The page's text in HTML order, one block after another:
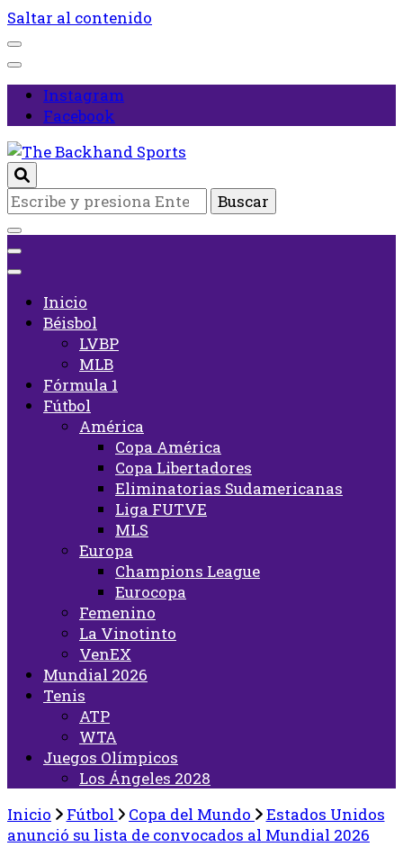
Saltar al contenido
Instagram
Facebook
The Backhand Sports
Inicio
¿Buscas
algo?
Inicio
Béisbol
LVBP
MLB
Fórmula 1
Fútbol
América
Copa América
Copa Libertadores
Eliminatorias Sudamericanas
Liga FUTVE
MLS
Europa
Champions League
Eurocopa
Femenino
La Vinotinto
VenEX
Mundial 2026
Tenis
ATP
WTA
Juegos Olímpicos
Los Ángeles 2028
Inicio
Fútbol Copa del Mundo
Estados Unidos
anunció su lista de convocados al Mundial 2026